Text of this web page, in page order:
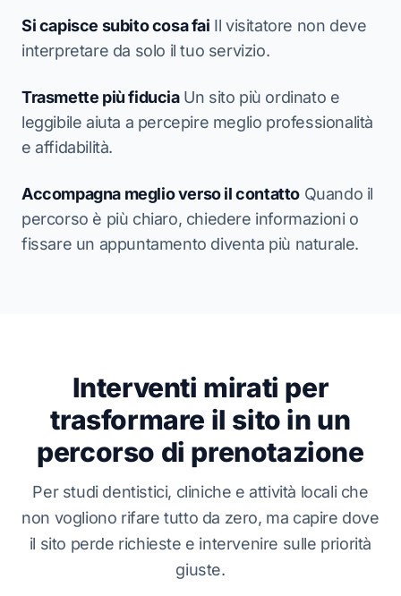
Si capisce subito cosa fai Il visitatore non deve
interpretare da solo il tuo servizio.
Trasmette più fiduciaUn sito più ordinato e
leggibile aiuta a percepire meglio professionalità
e affidabilità.
Accompagna meglio verso il contatto Quando il
percorso è più chiaro, chiedere informazioni o
fissare un appuntamento diventa più naturale.
Interventi mirati per
trasformare il sito in un
percorso di prenotazione
Per studi dentistici, cliniche e attività locali che
non vogliono rifare tutto da zero, ma capire dove
il sito perde richieste e intervenire sulle priorità
giuste.